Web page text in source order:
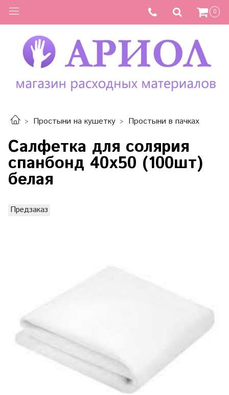
0
Простыни на кушетку Простыни в пачках
Салфетка для солярия
спанбонд 40х50 (100шт)
белая
Предзаказ